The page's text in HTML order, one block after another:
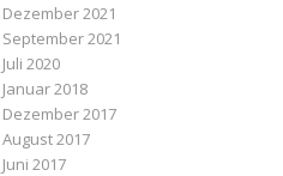
Dezember 2021
September 2021
Juli 2020
Januar 2018
Dezember 2017
August 2017
Juni 2017